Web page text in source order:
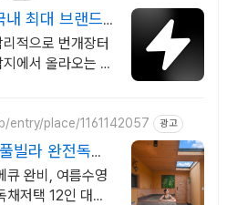
내 최대 브랜드
적으로 번개장터
에서 올라오는 전
entry/place/1161142057 광고
빌라 완전독채
큐 완비, 여름수영
채저택 12인 대가